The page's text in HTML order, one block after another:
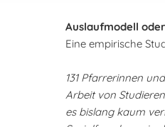
Auslaufmodell
Eine empirische
131 Pfarrerinnen
Arbeit von
es bislang kaum